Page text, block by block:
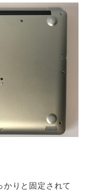
かりと固定されて